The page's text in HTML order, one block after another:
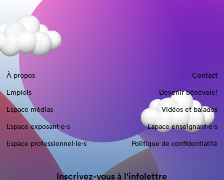
À propos
Contact
Emplois
Devenir bénévole!
Espace médias
Vidéos et balados
Espace exposant·e⋅s
Espace enseignant·e⋅s
Espace professionnel·le⋅s
Politique de confidentialité
Inscrivez-vous à l'infolettre